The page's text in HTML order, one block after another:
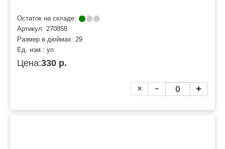
Остаток на складе:
Артикул: 270858
Размер в дюймах: 29
Ед. изм.: уп.
Цена:330 р.